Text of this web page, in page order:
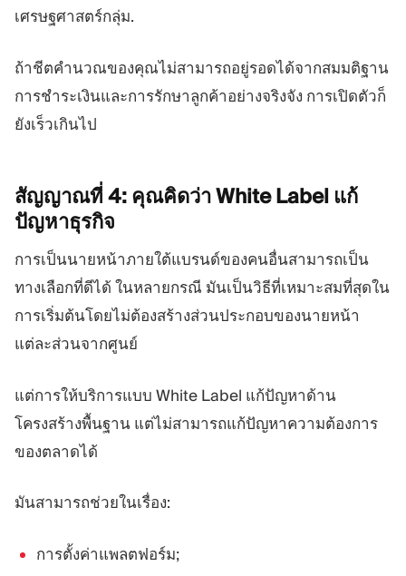
เศรษฐศาสตร์กลุ่ม.
ถ้าชีตคำนวณของคุณไม่สามารถอยู่รอดได้จากสมมติฐาน
การชำระเงินและการรักษาลูกค้าอย่างจริงจัง การเปิดตัวก็
ยังเร็วเกินไป
สัญญาณที่ 4: คุณคิดว่า White Label แก้
ปัญหาธุรกิจ
การเป็นนายหน้าภายใต้แบรนด์ของคนอื่นสามารถเป็น
ทางเลือกที่ดีได้ ในหลายกรณี มันเป็นวิธีที่เหมาะสมที่สุดใน
การเริ่มต้นโดยไม่ต้องสร้างส่วนประกอบของนายหน้า
แต่ละส่วนจากศูนย์
แต่การให้บริการแบบ White Label แก้ปัญหาด้าน
โครงสร้างพื้นฐาน แต่ไม่สามารถแก้ปัญหาความต้องการ
ของตลาดได้
มันสามารถช่วยในเรื่อง:
การตั้งค่าแพลตฟอร์ม;